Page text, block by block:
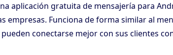
aplicación gratuita de mensajería para
empresas. Funciona de forma similar al
conectarse mejor con sus clientes